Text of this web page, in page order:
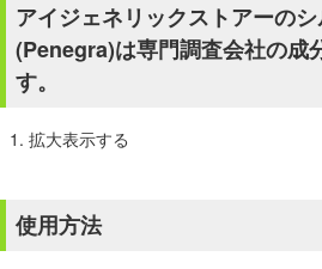
アイジェネリックストアーの
(Penegra)は専門調査会社の成
す。
1. 拡大表示する
使用方法